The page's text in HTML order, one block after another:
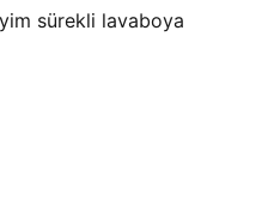
sürekli lavaboya